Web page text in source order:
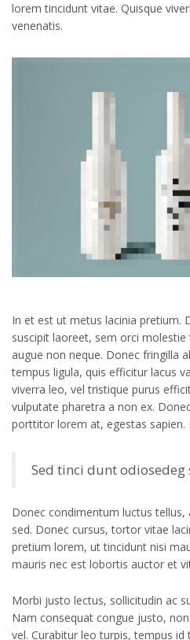
lorem tincidunt vitae. Quisque
venenatis.
In et est ut metus lacinia pretium.
suscipit laoreet, sem orci
augue non neque. Donec fringilla
tempus ligula, quis efficitur lacus
viverra leo, vel tristique purus
vulputate pharetra a non ex.
porttitor lorem at, egestas sapien.
Sed tinci dunt odiosedeg
Donec condimentum luctus
sed. Donec cursus, tortor vitae
pretium lorem, ut tincidunt nisi
mauris nec est lobortis auctor et
Morbi justo lectus, sollicitudin ac
Nam consequat congue justo,
vel. Curabitur leo turpis, tempus